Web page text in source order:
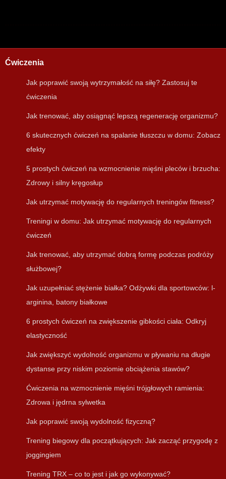
Ćwiczenia
Jak poprawić swoją wytrzymałość na siłę? Zastosuj te
ćwiczenia
Jak trenować, aby osiągnąć lepszą regenerację organizmu?
6 skutecznych ćwiczeń na spalanie tłuszczu w domu: Zobacz
efekty
5 prostych ćwiczeń na wzmocnienie mięśni pleców i brzucha:
Zdrowy i silny kręgosłup
Jak utrzymać motywację do regularnych treningów fitness?
Treningi w domu: Jak utrzymać motywację do regularnych
ćwiczeń
Jak trenować, aby utrzymać dobrą formę podczas podróży
służbowej?
Jak uzupełniać stężenie białka? Odżywki dla sportowców: l-
arginina, batony białkowe
6 prostych ćwiczeń na zwiększenie gibkości ciała: Odkryj
elastyczność
Jak zwiększyć wydolność organizmu w pływaniu na długie
dystanse przy niskim poziomie obciążenia stawów?
Ćwiczenia na wzmocnienie mięśni trójgłowych ramienia:
Zdrowa i jędrna sylwetka
Jak poprawić swoją wydolność fizyczną?
Trening biegowy dla początkujących: Jak zacząć przygodę z
joggingiem
Trening TRX – co to jest i jak go wykonywać?